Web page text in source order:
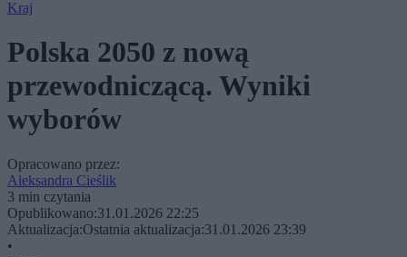
Kraj
Polska 2050 z nową
przewodniczącą. Wyniki
wyborów
Opracowano przez:
Aleksandra Cieślik
3 min czytania
Opublikowano:31.01.2026 22:25
Aktualizacja:Ostatnia aktualizacja:31.01.2026 23:39
•